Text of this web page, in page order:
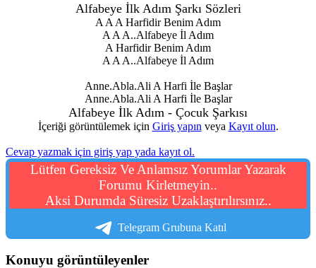
Alfabeye İlk Adım Şarkı Sözleri
A A A Harfidir Benim Adım
A A A..Alfabeye İl Adım
A Harfidir Benim Adım
A A A..Alfabeye İl Adım
Anne.Abla.Ali A Harfi İle Başlar
Anne.Abla.Ali A Harfi İle Başlar
Alfabeye İlk Adım - Çocuk Şarkısı
İçeriği görüntülemek için Giriş yapın veya Kayıt olun.
Cevap yazmak için giriş yap yada kayıt ol.
Lütfen Gereksiz Ve Anlamsız Yorumlar Yazarak
Forumu Kirletmeyin..
Aksi Durumda Süresiz Uzaklaştırılırsınız..
Telegram Grubuna Katıl
Konuyu görüntüleyenler